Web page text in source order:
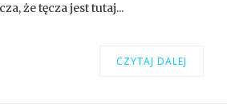
że tęcza jest tutaj...
CZYTAJ DALEJ